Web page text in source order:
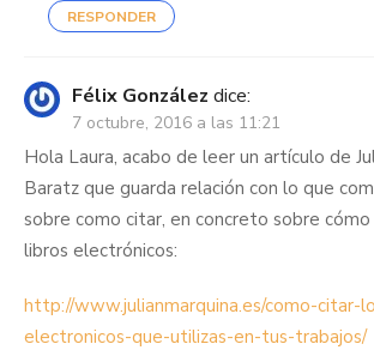
RESPONDER
Félix González dice:
7 octubre, 2016 a las 11:21
Hola Laura, acabo de leer un artículo de
Baratz que guarda relación con lo que
sobre como citar, en concreto sobre cómo
libros electrónicos:
http://www.julianmarquina.es/como-citar-
electronicos-que-utilizas-en-tus-trabajos/